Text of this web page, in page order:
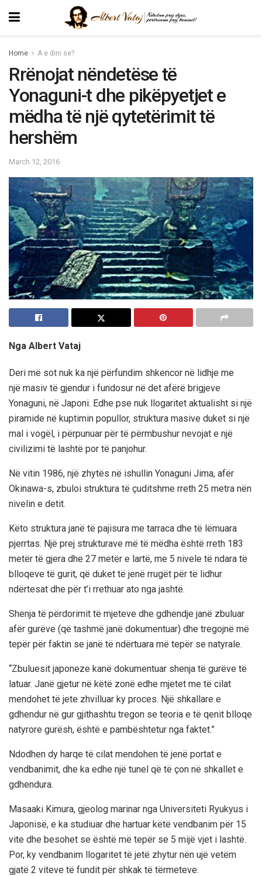
Home A e dini se?
Rrënojat nëndetëse të
Yonaguni-t dhe pikëpyetjet e
mëdha të një qytetërimit të
hershëm
March 12, 2016
Nga Albert Vataj
Deri më sot nuk ka një përfundim shkencor në lidhje me
një masiv të gjendur i fundosur në det afërë brigjeve
Yonaguni, në Japoni. Edhe pse nuk llogaritet aktualisht si një
piramide në kuptimin popullor, struktura masive duket si një
mal i vogël, i përpunuar për të përmbushur nevojat e një
civilizimi të lashtë por të panjohur.
Në vitin 1986, një zhytës në ishullin Yonaguni Jima, afër
Okinawa-s, zbuloi struktura të çuditshme rreth 25 metra nën
nivelin e detit.
Këto struktura janë të pajisura me tarraca dhe të lëmuara
pjerrtas. Një prej strukturave më të mëdha është rreth 183
metër të gjera dhe 27 metër e lartë, me 5 nivele të ndara të
blloqeve të gurit, që duket të jenë rrugët për të lidhur
ndërtesat dhe për t’i rrethuar ato nga jashtë.
Shenja të përdorimit të mjeteve dhe gdhendje janë zbuluar
afër gurëve (që tashmë janë dokumentuar) dhe tregojnë më
tepër për faktin se janë të ndërtuara më tepër se natyrale.
“Zbuluesit japoneze kanë dokumentuar shenja të gurëve të
latuar. Janë gjetur në këtë zonë edhe mjetet me të cilat
mendohet të jete zhvilluar ky proces. Një shkallare e
gdhendur në gur gjithashtu tregon se teoria e të qenit blloqe
natyrore gurësh, është e pambështetur nga faktet.”
Ndodhen dy harqe të cilat mendohen të jenë portat e
vendbanimit, dhe ka edhe një tunel që të çon në shkallet e
gdhendura.
Masaaki Kimura, gjeolog marinar nga Universiteti Ryukyus i
Japonisë, e ka studiuar dhe hartuar këtë vendbanim për 15
vite dhe besohet se është më tepër se 5 mijë vjet i lashtë.
Por, ky vendbanim llogaritet të jetë zhytur nën ujë vetëm
gjatë 2 viteve të fundit për shkak të tërmeteve.